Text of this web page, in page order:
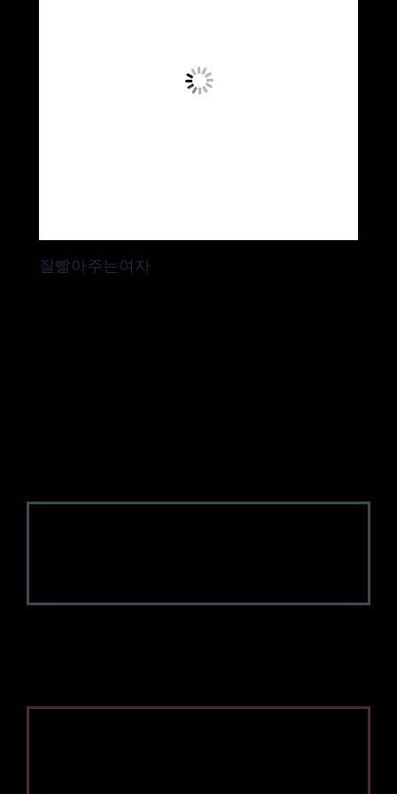
잘빨아주는여자